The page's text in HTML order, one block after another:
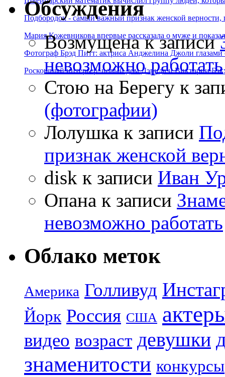
Подбородок - самый важный признак женской
Мария Кожевникова впервые рассказала о муже и
Фотограф Брэд Питт: актриса Анджелина Джоли глазами
Роскошный интерьер: новый дом Дэвида и Виктории
Обсуждения
Возмущенак записи
невозможно работать
Стою на Берегу к
(фотографии)
Лолушка к записи
признак женской
disk к записи Иван
Опана к записи
невозможно работать
Облако меток
Америка Голливуд
Йорк Россия США
видео возраст девушки
знаменитости конкурсы